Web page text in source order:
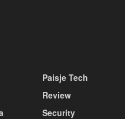
Paisje Tech
Review
Security